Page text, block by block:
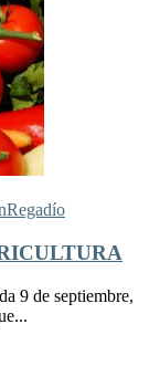
Regadío
9 de septiembre,